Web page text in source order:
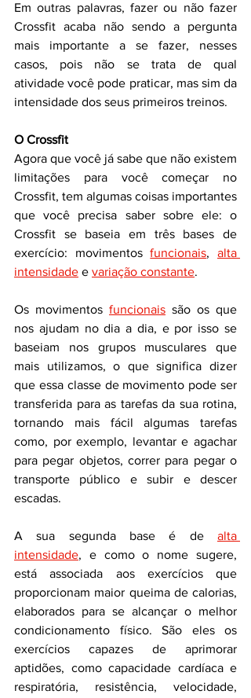
Em outras palavras, fazer ou não fazer
Crossfit acaba não sendo a pergunta
mais importante a se fazer, nesses
casos, pois não se trata de qual
atividade você pode praticar, mas sim da
intensidade dos seus primeiros treinos.
O Crossfit
Agora que você já sabe que não existem
limitações para você começar no
Crossfit, tem algumas coisas importantes
que você precisa saber sobre ele: o
Crossfit se baseia em três bases de
exercício: movimentos funcionais, alta
intensidade e variação constante.
Os movimentos funcionais são os que
nos ajudam no dia a dia, e por isso se
baseiam nos grupos musculares que
mais utilizamos, o que significa dizer
que essa classe de movimento pode ser
transferida para as tarefas da sua rotina,
tornando mais fácil algumas tarefas
como, por exemplo, levantar e agachar
para pegar objetos, correr para pegar o
transporte público e subir e descer
escadas.
A sua segunda base é de alta
intensidade, e como o nome sugere,
está associada aos exercícios que
proporcionam maior queima de calorias,
elaborados para se alcançar o melhor
condicionamento físico. São eles os
exercícios capazes de aprimorar
aptidões, como capacidade cardíaca e
respiratória, resistência, velocidade,